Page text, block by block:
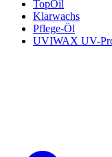
TopOil
Klarwachs
Pflege-Öl
UVIWAX UV-